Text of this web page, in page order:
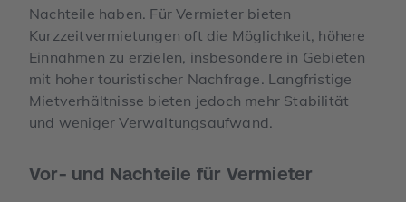
Nachteile haben. Für Vermieter bieten
Kurzzeitvermietungen oft die Möglichkeit, höhere
Einnahmen zu erzielen, insbesondere in Gebieten
mit hoher touristischer Nachfrage. Langfristige
Mietverhältnisse bieten jedoch mehr Stabilität
und weniger Verwaltungsaufwand.
Vor- und Nachteile für Vermieter